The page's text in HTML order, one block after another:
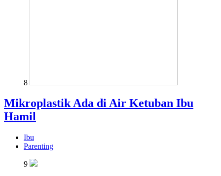
8
Mikroplastik Ada di Air Ketuban Ibu
Hamil
Ibu
Parenting
9